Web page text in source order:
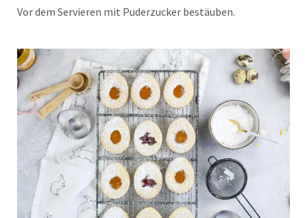
Vor dem Servieren mit Puderzucker bestäuben.